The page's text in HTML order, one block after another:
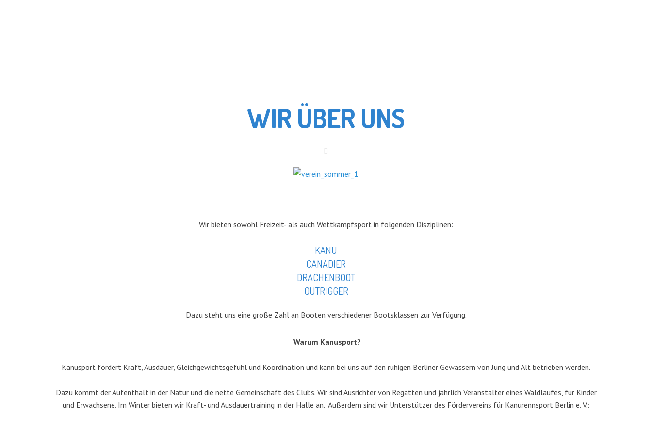
WIR ÜBER UNS
Wir bieten sowohl Freizeit- als auch Wettkampfsport in folgenden Disziplinen:
KANU
CANADIER
DRACHENBOOT
OUTRIGGER
Dazu steht uns eine große Zahl an Booten verschiedener Bootsklassen zur Verfügung.
Warum Kanusport?
Kanusport fördert Kraft, Ausdauer, Gleichgewichtsgefühl und Koordination und kann bei uns auf den ruhigen Berliner Gewässern von Jung und Alt betrieben werden.
Dazu kommt der Aufenthalt in der Natur und die nette Gemeinschaft des Clubs. Wir sind Ausrichter von Regatten und jährlich Veranstalter eines Waldlaufes, für Kinder
und Erwachsene. Im Winter bieten wir Kraft- und Ausdauertraining in der Halle an. Außerdem sind wir Unterstützer des Fördervereins für Kanurennsport Berlin e. V.: